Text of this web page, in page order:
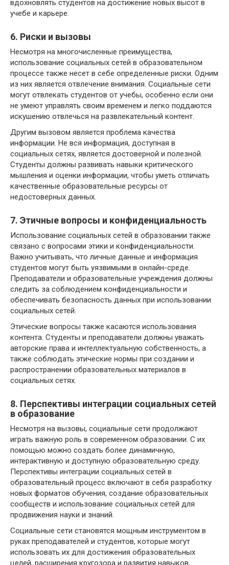
вдохновлять студентов на достижение новых высот в
учебе и карьере.
6. Риски и вызовы
Несмотря на многочисленные преимущества,
использование социальных сетей в образовательном
процессе также несет в себе определенные риски. Одним
из них является отвлечение внимания. Социальные сети
могут отвлекать студентов от учебы, особенно если они
не умеют управлять своим временем и легко поддаются
искушению отвлечься на развлекательный контент.
Другим вызовом является проблема качества
информации. Не вся информация, доступная в
социальных сетях, является достоверной и полезной.
Студенты должны развивать навыки критического
мышления и оценки информации, чтобы уметь отличать
качественные образовательные ресурсы от
недостоверных данных.
7. Этичные вопросы и конфиденциальность
Использование социальных сетей в образовании также
связано с вопросами этики и конфиденциальности.
Важно учитывать, что личные данные и информация
студентов могут быть уязвимыми в онлайн-среде.
Преподаватели и образовательные учреждения должны
следить за соблюдением конфиденциальности и
обеспечивать безопасность данных при использовании
социальных сетей.
Этические вопросы также касаются использования
контента. Студенты и преподаватели должны уважать
авторские права и интеллектуальную собственность, а
также соблюдать этические нормы при создании и
распространении образовательных материалов в
социальных сетях.
8. Перспективы интеграции социальных сетей
в образование
Несмотря на вызовы, социальные сети продолжают
играть важную роль в современном образовании. С их
помощью можно создать более динамичную,
интерактивную и доступную образовательную среду.
Перспективы интеграции социальных сетей в
образовательный процесс включают в себя разработку
новых форматов обучения, создание образовательных
сообществ и использование социальных сетей для
продвижения науки и знаний.
Социальные сети становятся мощным инструментом в
руках преподавателей и студентов, которые могут
использовать их для достижения образовательных
целей, расширения кругозора и развития навыков,